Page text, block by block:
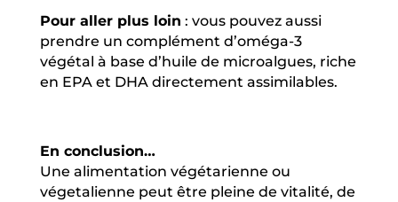
Pour aller plus loin : vous pouvez aussi
prendre un complément d’oméga-3
végétal à base d’huile de microalgues, riche
en EPA et DHA directement assimilables.
En conclusion…
Une alimentation végétarienne ou
végetalienne peut être pleine de vitalité, de